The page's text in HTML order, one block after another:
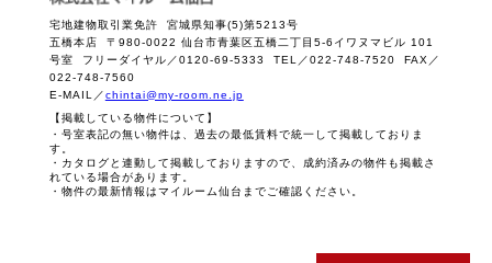
宅地建物取引業免許 宮城県知事(5)第5213号
五橋本店 〒980-0022 仙台市青葉区五橋二丁目5-6イワヌマビル 101
号室 フリーダイヤル／0120-69-5333 TEL／022-748-7520 FAX／
022-748-7560
E-MAIL／chintai@my-room.ne.jp
【掲載している物件について】
・号室表記の無い物件は、過去の最低賃料で統一して掲載しておりま
す。
・カタログと連動して掲載しておりますので、成約済みの物件も掲載さ
れている場合があります。
・物件の最新情報はマイルーム仙台までご確認ください。